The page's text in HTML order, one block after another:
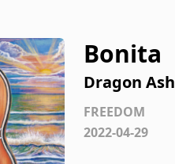
Bonita
Dragon Ash
FREEDOM
2022-04-29